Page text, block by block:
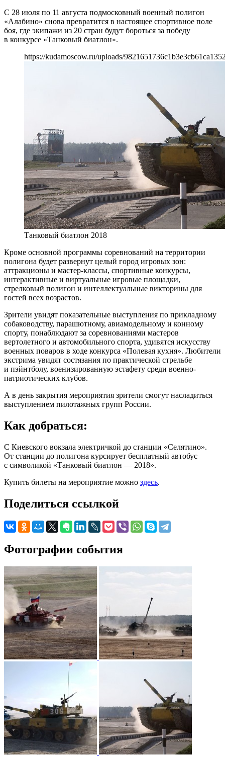
С 28 июля по 11 августа подмосковный военный полигон
«Алабино» снова превратится в настоящее спортивное поле
боя, где экипажи из 20 стран будут бороться за победу
в конкурсе «Танковый биатлон».
https://kudamoscow.ru/uploads/
Танковый биатлон 2018
Кроме основной программы соревнований на территории
полигона будет развернут целый город игровых зон:
аттракционы и мастер-классы, спортивные конкурсы,
интерактивные и виртуальные игровые площадки,
стрелковый полигон и интеллектуальные викторины для
гостей всех возрастов.
Зрители увидят показательные выступления по прикладному
собаководству, парашютному, авиамодельному и конному
спорту, понаблюдают за соревнованиями мастеров
вертолетного и автомобильного спорта, удивятся искусству
военных поваров в ходе конкурса «Полевая кухня». Любители
экстрима увидят состязания по практической стрельбе
и пэйнтболу, военизированную эстафету среди военно-
патриотических клубов.
А в день закрытия мероприятия зрители смогут насладиться
выступлением пилотажных групп России.
Как добраться:
С Киевского вокзала электричкой до станции «Селятино».
От станции до полигона курсирует бесплатный автобус
с символикой «Танковый биатлон — 2018».
Купить билеты на мероприятие можно здесь.
Поделиться ссылкой
Фотографии события